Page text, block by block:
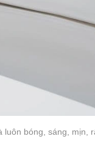
bóng, sáng,